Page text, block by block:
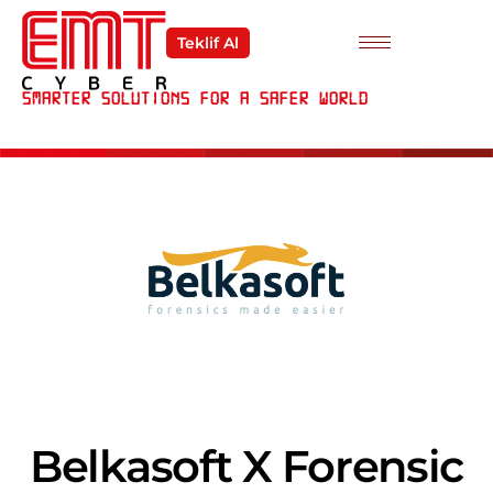
Teklif Al
Smarter Solutions For a Safer World
Belkasoft X Forensic